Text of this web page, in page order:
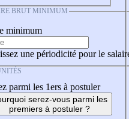
BRUT MINIMUM
minimum
une périodicité pour le
parmi les 1ers à postuler
serez-vous parmi les
premiers à postuler ?